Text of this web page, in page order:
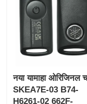
नया यामाहा ओरिजिनल
SKEA7E-03 B74-
H6261-02 662F-